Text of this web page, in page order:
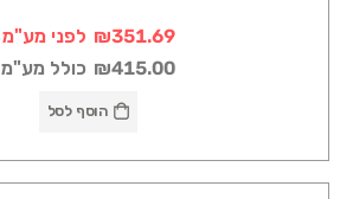
₪351.69 לפני מע"מ
₪415.00 כולל מע"מ
הוסף לסל